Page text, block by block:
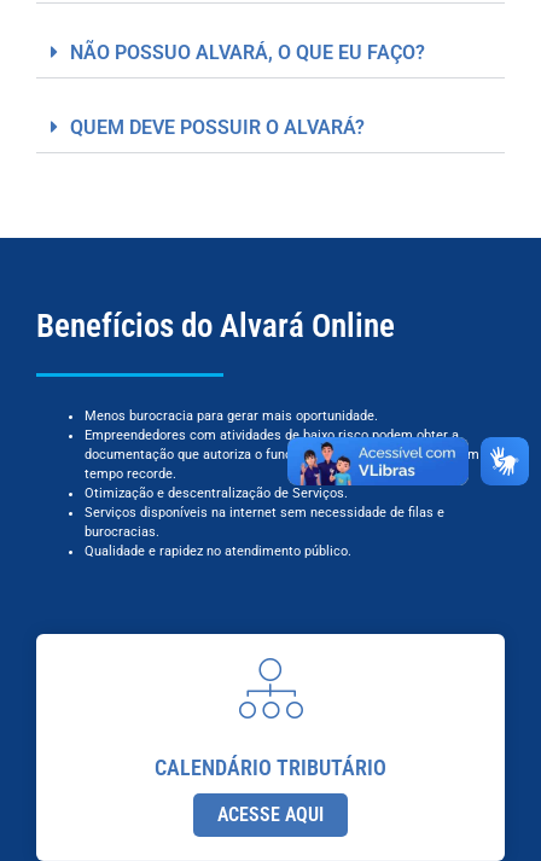
NÃO POSSUO ALVARÁ, O QUE EU FAÇO?
QUEM DEVE POSSUIR O ALVARÁ?
Benefícios do Alvará Online
Menos burocracia para gerar mais oportunidade.
Empreendedores com atividades de baixo risco podem obter a
documentação que autoriza o funcionamento de sua empresa em
tempo recorde.
Otimização e descentralização de Serviços.
Serviços disponíveis na internet sem necessidade de filas e
burocracias.
Qualidade e rapidez no atendimento público.
CALENDÁRIO TRIBUTÁRIO
ACESSE AQUI